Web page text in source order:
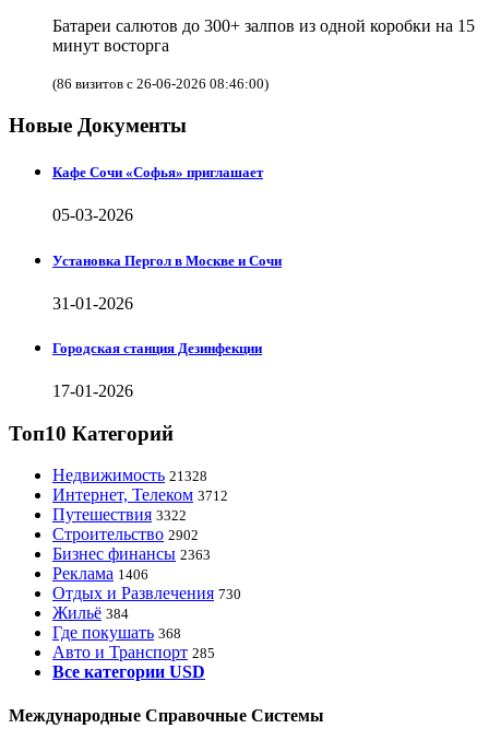
Батареи салютов до 300+ залпов из одной коробки на 15
минут восторга
(86 визитов с 26-06-2026 08:46:00)
Новые Документы
Кафе Сочи «Софья» приглашает
05-03-2026
Установка Пергол в Москве и Сочи
31-01-2026
Городская станция Дезинфекции
17-01-2026
Топ10 Категорий
Недвижимость 21328
Интернет, Телеком 3712
Путешествия 3322
Строительство 2902
Бизнес финансы 2363
Реклама 1406
Отдых и Развлечения 730
Жильё 384
Где покушать 368
Авто и Транспорт 285
Все категории USD
Международные Справочные Системы